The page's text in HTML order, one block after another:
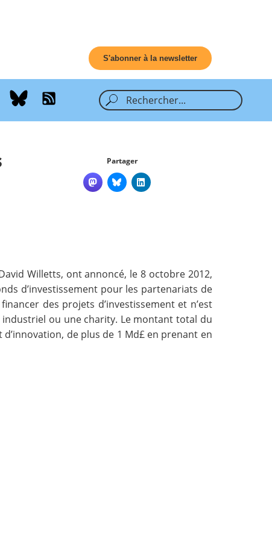
S'abonner à la newsletter
Partager
Willetts, ont annoncé, le 8 octobre 2012,
d’investissement pour les partenariats de
des projets d’investissement et n’est
ou une charity. Le montant total du
de plus de 1 Md£ en prenant en